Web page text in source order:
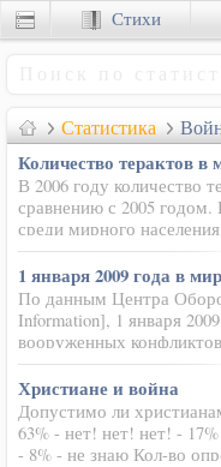
Статистика
Количество терактов в
В 2006 году количество
сравнению с 2005
среди мирного
пришел
опубликовавший…
По данным Центра
Information], 1 января
вооруженных
конфликтов протекало
2003 году…
Христиане и война
Допустимо ли
63% - нет! нет! нет! -
- 8% - не знаю Кол-во
Стихи